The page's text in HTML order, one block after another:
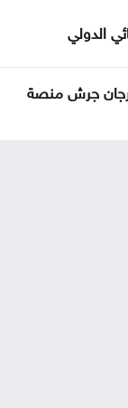
الدولي
جرش منصة